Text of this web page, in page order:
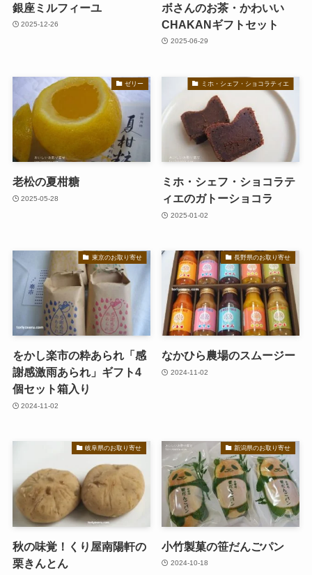
銀座ミルフィーユ
2025-12-26
ボさんのお茶・かわいい
CHAKANギフトセット
2025-06-29
ゼリー
老松の夏柑糖
2025-05-28
ミホ・シェフ・ショコラティエ
ミホ・シェフ・ショコラテ
ィエのガトーショコラ
2025-01-02
東京のお取り寄せ
をかし楽市の粋あられ「感
謝感激雨あられ」ギフト4
個セット箱入り
2024-11-02
長野県のお取り寄せ
なかひら農場のスムージー
2024-11-02
岐阜県のお取り寄せ
秋の味覚！くり屋南陽軒の
栗きんとん
新潟県のお取り寄せ
小竹製菓の笹だんごパン
2024-10-18